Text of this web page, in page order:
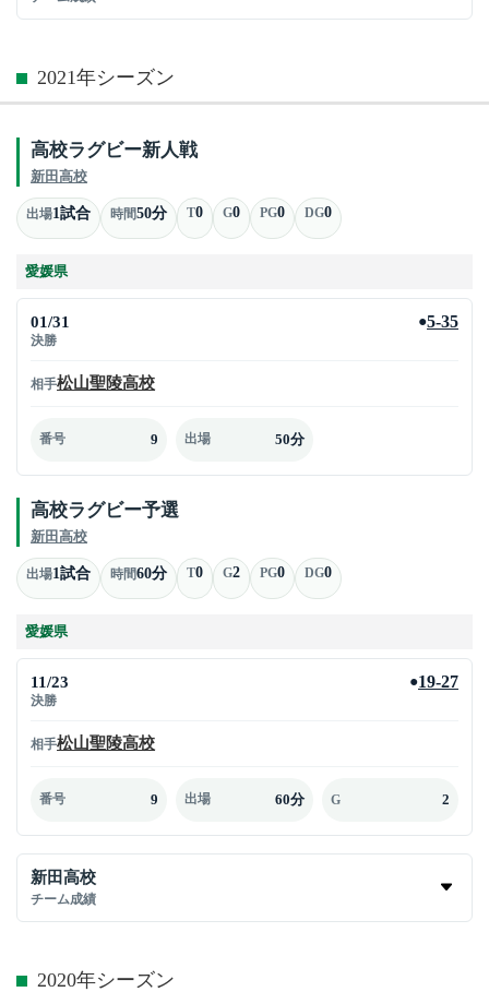
2021年シーズン
高校ラグビー新人戦
新田高校
出場1試合 時間50分 T0 G0 PG0 DG0
愛媛県
01/31
決勝
●5-35
相手松山聖陵高校
番号 9 出場 50分
高校ラグビー予選
新田高校
出場1試合 時間60分 T0 G2 PG0 DG0
愛媛県
11/23
決勝
●19-27
相手松山聖陵高校
番号 9 出場 60分 G 2
新田高校
チーム成績
2020年シーズン